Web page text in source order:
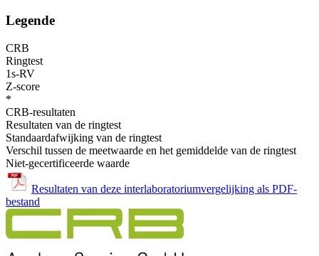
Legende
CRB
Ringtest
1s-RV
Z-score
*
CRB-resultaten
Resultaten van de ringtest
Standaardafwijking van de ringtest
Verschil tussen de meetwaarde en het gemiddelde van de ringtest
Niet-gecertificeerde waarde
Resultaten van deze interlaboratoriumvergelijking als PDF-
bestand